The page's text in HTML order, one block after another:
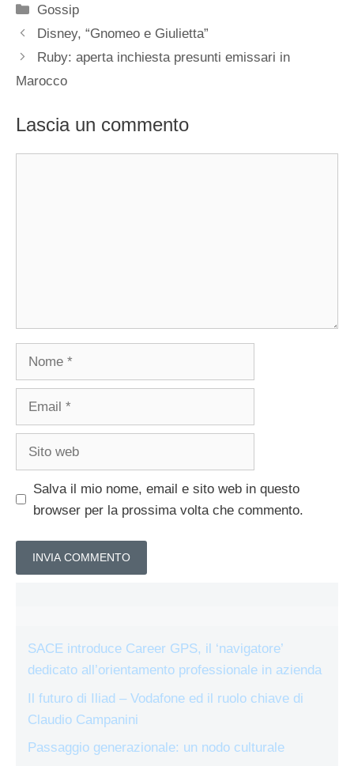
Categorie
Gossip
Disney, “Gnomeo e Giulietta”
Ruby: aperta inchiesta presunti emissari in
Marocco
Lascia un commento
Salva il mio nome, email e sito web in questo
browser per la prossima volta che commento.
SACE introduce Career GPS, il ‘navigatore’
dedicato all’orientamento professionale in azienda
Il futuro di Iliad – Vodafone ed il ruolo chiave di
Claudio Campanini
Passaggio generazionale: un nodo culturale